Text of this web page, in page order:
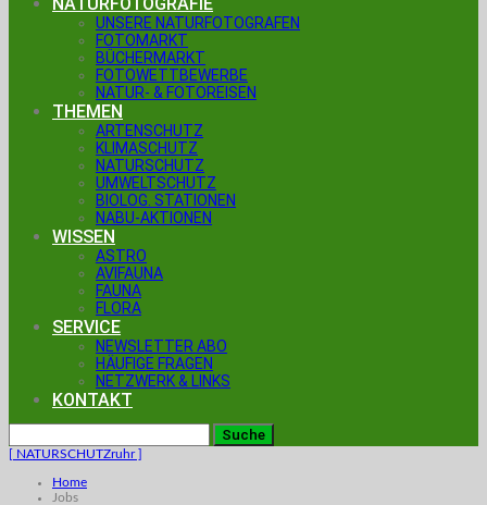
UNSERE NATURFOTOGRAFEN
FOTOMARKT
BÜCHERMARKT
FOTOWETTBEWERBE
NATUR- & FOTOREISEN
THEMEN
ARTENSCHUTZ
KLIMASCHUTZ
NATURSCHUTZ
UMWELTSCHUTZ
BIOLOG. STATIONEN
NABU-AKTIONEN
WISSEN
ASTRO
AVIFAUNA
FAUNA
FLORA
SERVICE
NEWSLETTER ABO
HÄUFIGE FRAGEN
NETZWERK & LINKS
KONTAKT
[ NATURSCHUTZruhr ]
Home
Jobs